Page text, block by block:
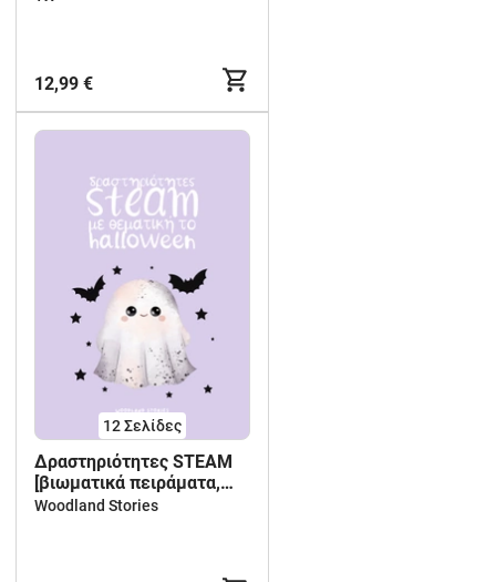
12,99 €
12Σελίδες
Δραστηριότητες STEAM
[βιωματικά πειράματα,
κατασκευές,
Woodland Stories